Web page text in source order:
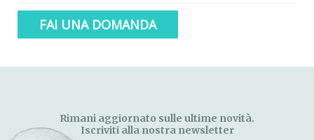
FAI UNA DOMANDA
Rimani aggiornato sulle ultime novità.
Iscriviti alla nostra newsletter